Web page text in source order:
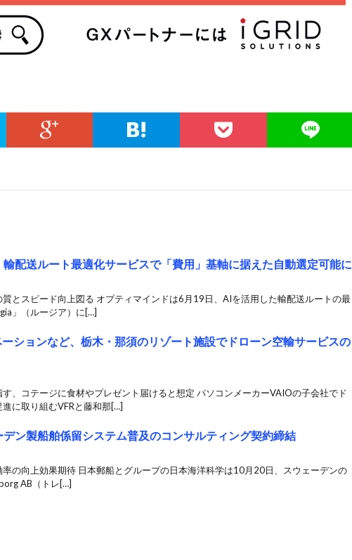
配送ルート最適化サービスで「費用」基軸に据えた自動選定可能に
とスピード向上図る オプティマインドは6月19日、AIを活用した輸配送ルートの最
」（ルージア）に[…]
ションなど、栃木・那須のリゾート施設でドローン空輸サービスの
、コテージに食材やプレゼント届けると想定 パソコンメーカーVAIOの子会社でド
に取り組むVFRと藤和那[…]
デン製船舶係留システム普及のコンサルティング契約締結
の向上効果期待 日本郵船とグループの日本海洋科学は10月20日、スウェーデンの
AB（トレ[…]